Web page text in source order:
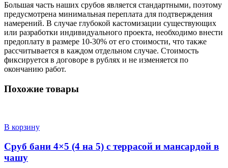
Большая часть наших срубов является стандартными, поэтому
предусмотрена минимальная переплата для подтверждения
намерений. В случае глубокой кастомизации существующих
или разработки индивидуального проекта, необходимо внести
предоплату в размере 10-30% от его стоимости, что также
рассчитывается в каждом отдельном случае. Стоимость
фиксируется в договоре в рублях и не изменяется по
окончанию работ.
Похожие товары
В корзину
Сруб бани 4×5 (4 на 5) с террасой и мансардой в
чашу